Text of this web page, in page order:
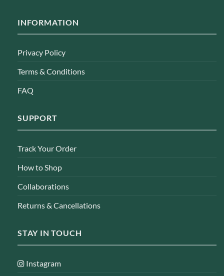
INFORMATION
Privacy Policy
Terms & Conditions
FAQ
SUPPORT
Track Your Order
How to Shop
Collaborations
Returns & Cancellations
STAY IN TOUCH
Instagram